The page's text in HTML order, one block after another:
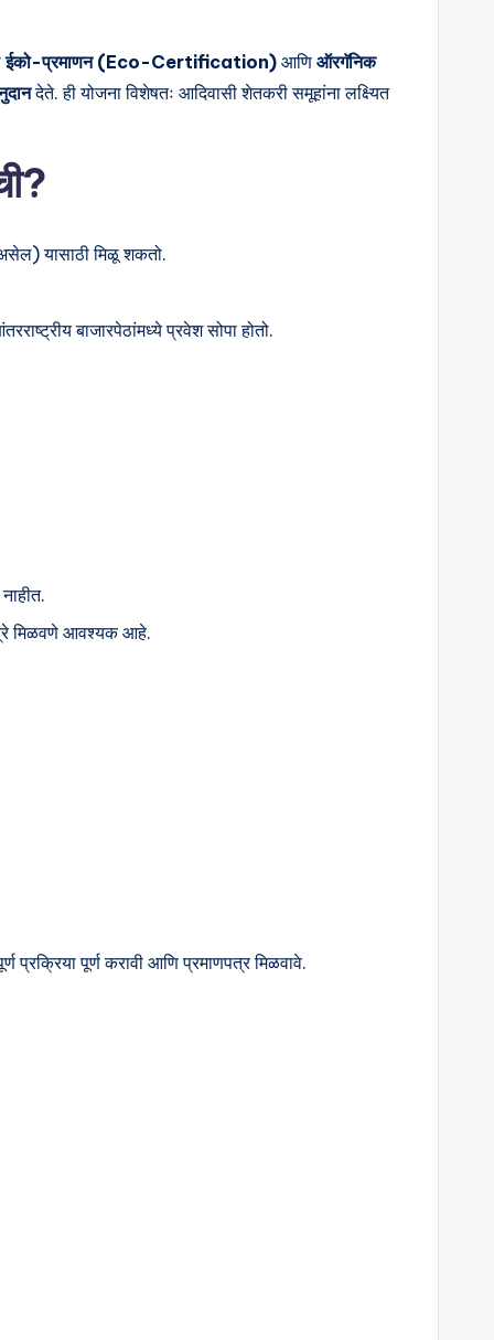
ईको-प्रमाणन (Eco-Certification) आणि ऑरगॅनिक
देते. ही योजना विशेषतः आदिवासी शेतकरी समूहांना लक्ष्यित
यासाठी मिळू शकतो.
बाजारपेठांमध्ये प्रवेश सोपा होतो.
मिळवणे आवश्यक आहे.
पूर्ण करावी आणि प्रमाणपत्र मिळवावे.